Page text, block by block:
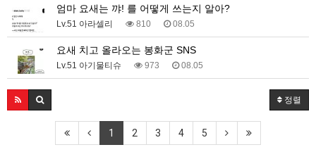
엄마 요새는 꺄! 를 어떻게 쓰는지 알아?
Lv.51 아라셀리 810 08.05
요새 치고 올라오는 봉화군 SNS
Lv.51 아기물티슈 973 08.05
정렬
1 2 3 4 5